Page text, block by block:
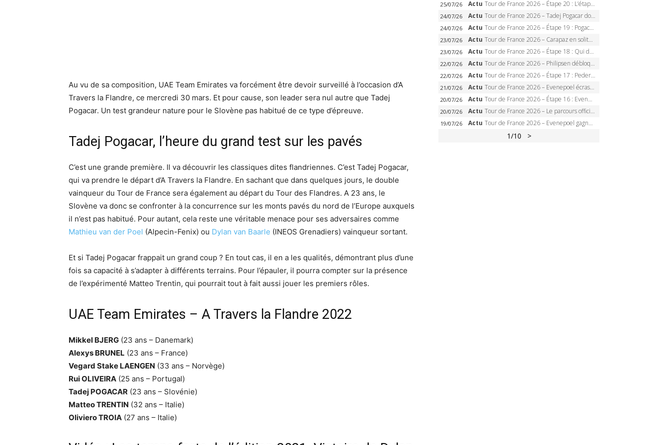
Au vu de sa composition, UAE Team Emirates va forcément être devoir surveillé à l’occasion d’A
Travers la Flandre, ce mercredi 30 mars. Et pour cause, son leader sera nul autre que Tadej
Pogacar. Un test grandeur nature pour le Slovène pas habitué de ce type d’épreuve.
Tadej Pogacar, l’heure du grand test sur les pavés
C’est une grande première. Il va découvrir les classiques dites flandriennes. C’est Tadej Pogacar,
qui va prendre le départ d’A Travers la Flandre. En sachant que dans quelques jours, le double
vainqueur du Tour de France sera également au départ du Tour des Flandres. A 23 ans, le
Slovène va donc se confronter à la concurrence sur les monts pavés du nord de l’Europe auxquels
il n’est pas habitué. Pour autant, cela reste une véritable menace pour ses adversaires comme
Mathieu van der Poel (Alpecin-Fenix) ou Dylan van Baarle (INEOS Grenadiers) vainqueur sortant.
Et si Tadej Pogacar frappait un grand coup ? En tout cas, il en a les qualités, démontrant plus d’une
fois sa capacité à s’adapter à différents terrains. Pour l’épauler, il pourra compter sur la présence
de l’expérimenté Matteo Trentin, qui pourrait tout à fait aussi jouer les premiers rôles.
UAE Team Emirates – A Travers la Flandre 2022
Mikkel BJERG (23 ans – Danemark)
Alexys BRUNEL (23 ans – France)
Vegard Stake LAENGEN (33 ans – Norvège)
Rui OLIVEIRA (25 ans – Portugal)
Tadej POGACAR (23 ans – Slovénie)
Matteo TRENTIN (32 ans – Italie)
Oliviero TROIA (27 ans – Italie)
25/07/26 Actu Tour de France 2026 – Étape 20 : L’étape reine, Galibier, Sarenne, Alpe d’Huez, qui succédera à Pogacar ?
24/07/26 Actu Tour de France 2026 – Tadej Pogacar dompte l’Alpe d’Huez, 5e victoire, record de Pantani pulvérisé
24/07/26 Actu Tour de France 2026 – Étape 19 : Pogacar peut-il enfin dompter l’Alpe d’Huez ?
23/07/26 Actu Tour de France 2026 – Carapaz en solitaire à Orcières-Merlette, Paret-Peintre à un point du maillot à pois
23/07/26 Actu Tour de France 2026 – Étape 18 : Qui domptera Orcières-Merlette, première marche vers l’Alpe d’Huez ?
22/07/26 Actu Tour de France 2026 – Philipsen débloque son compteur à Voiron, Pedersen en danger pour le maillot vert
22/07/26 Actu Tour de France 2026 – Étape 17 : Pedersen peut-il verrouiller le maillot vert à Voiron ?
21/07/26 Actu Tour de France 2026 – Evenepoel écrase le chrono d’Évian, Seixas 4e, Lipowitz abandonne
20/07/26 Actu Tour de France 2026 – Étape 16 : Evenepoel, Pogacar, Ganna… qui domptera le chrono d’Évian pour redessiner le podium ?
20/07/26 Actu Tour de France 2026 – Le parcours officiel complet : 21 étapes, profils, carte et dates
19/07/26 Actu Tour de France 2026 – Evenepoel gagne à Solaison, Vingegaard abandonne, Pogacar toujours en jaune
1/10 >